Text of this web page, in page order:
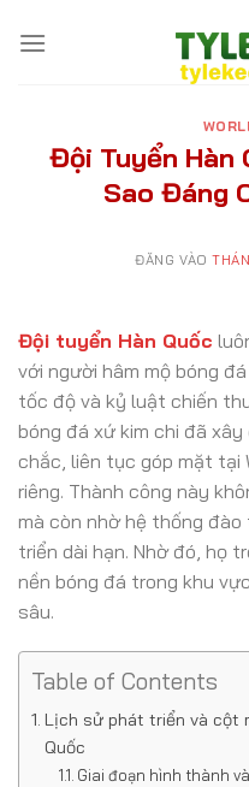
qua
Đội Tuyển Hàn
Sao Đáng
ĐĂNG VÀO
Đội tuyển Hàn Quốc
với người hâm mộ bóng
tốc độ và kỷ luật chiến
bóng đá xứ kim chi đã
chắc, liên tục góp mặt tại
riêng. Thành công này
mà còn nhờ hệ thống
triển dài hạn. Nhờ đó, họ
nền bóng đá trong khu
sâu.
Table of Contents
Lịch sử phát triển và cột
Quốc
Giai đoạn hình thành